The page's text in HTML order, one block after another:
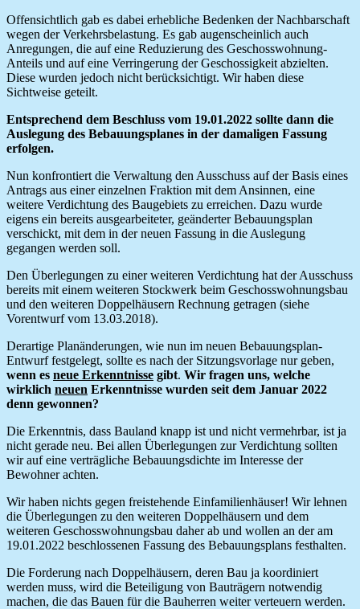
Offensichtlich gab es dabei erhebliche Bedenken der Nachbarschaft
wegen der Verkehrsbelastung. Es gab augenscheinlich auch
Anregungen, die auf eine Reduzierung des Geschosswohnung-
Anteils und auf eine Verringerung der Geschossigkeit abzielten.
Diese wurden jedoch nicht berücksichtigt. Wir haben diese
Sichtweise geteilt.
Entsprechend dem Beschluss vom 19.01.2022 sollte dann die
Auslegung des Bebauungsplanes in der damaligen Fassung
erfolgen.
Nun konfrontiert die Verwaltung den Ausschuss auf der Basis eines
Antrags aus einer einzelnen Fraktion mit dem Ansinnen, eine
weitere Verdichtung des Baugebiets zu erreichen. Dazu wurde
eigens ein bereits ausgearbeiteter, geänderter Bebauungsplan
verschickt, mit dem in der neuen Fassung in die Auslegung
gegangen werden soll.
Den Überlegungen zu einer weiteren Verdichtung hat der Ausschuss
bereits mit einem weiteren Stockwerk beim Geschosswohnungsbau
und den weiteren Doppelhäusern Rechnung getragen (siehe
Vorentwurf vom 13.03.2018).
Derartige Planänderungen, wie nun im neuen Bebauungsplan-
Entwurf festgelegt, sollte es nach der Sitzungsvorlage nur geben,
wenn es neue Erkenntnisse gibt. Wir fragen uns, welche
wirklich neuen Erkenntnisse wurden seit dem Januar 2022
denn gewonnen?
Die Erkenntnis, dass Bauland knapp ist und nicht vermehrbar, ist ja
nicht gerade neu. Bei allen Überlegungen zur Verdichtung sollten
wir auf eine verträgliche Bebauungsdichte im Interesse der
Bewohner achten.
Wir haben nichts gegen freistehende Einfamilienhäuser! Wir lehnen
die Überlegungen zu den weiteren Doppelhäusern und dem
weiteren Geschosswohnungsbau daher ab und wollen an der am
19.01.2022 beschlossenen Fassung des Bebauungsplans festhalten.
Die Forderung nach Doppelhäusern, deren Bau ja koordiniert
werden muss, wird die Beteiligung von Bauträgern notwendig
machen, die das Bauen für die Bauherren weiter verteuern werden.